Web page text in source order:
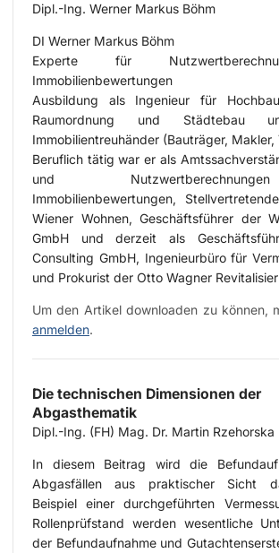
Dipl.-Ing. Werner Markus Böhm
DI Werner Markus Böhm
Experte für
Immobilienbewertungen
Ausbildung als Ingenieur für
Raumordnung und Städtebau
Immobilientreuhänder (Bauträger, Makler,
Beruflich tätig war er als
und
Immobilienbewertungen,
Wiener Wohnen, Geschäftsführer der
GmbH und derzeit als
Consulting GmbH, Ingenieurbüro für
und Prokurist der Otto Wagner
Um den Artikel downloaden zu können,
anmelden.
Die technischen Dimensionen der
Abgasthematik
Dipl.-Ing. (FH) Mag. Dr. Martin Rzehorska
In diesem Beitrag wird die
Abgasfällen aus praktischer Sicht
Beispiel einer durchgeführten
Rollenprüfstand werden wesentliche
der Befundaufnahme und